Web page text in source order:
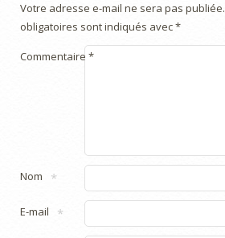
Votre adresse e-mail ne sera pas publiée.
obligatoires sont indiqués avec*
Commentaire *
Nom *
E-mail *